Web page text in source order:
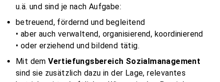
u.ä. und sind je nach Aufgabe:
betreuend, fördernd und begleitend
• aber auch verwaltend, organisierend, koordinierend
• oder erziehend und bildend tätig.
Mit demVertiefungsbereich Sozialmanagement
sind sie zusätzlich dazu in der Lage, relevantes